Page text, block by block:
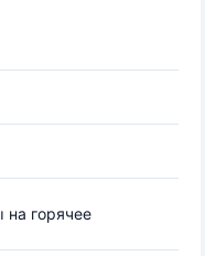
на горячее